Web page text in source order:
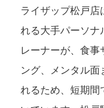
ライザップ松戸店
れる大手パーソナ
レーナーが、食
ング、メンタル面
れるため、短期間